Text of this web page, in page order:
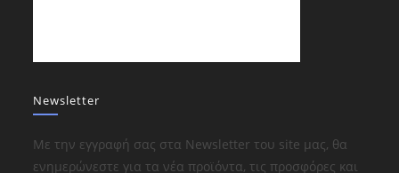
Newsletter
Με την εγγραφή σας στα Newsletter του site μας, θα
ενημερώνεστε για τα νέα προϊόντα, τις προσφόρες και